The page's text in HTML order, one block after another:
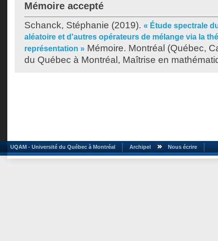
Mémoire accepté
Schanck, Stéphanie (2019). « Étude spectrale
aléatoire et d'autres opérateurs de mélange via la
représentation » Mémoire. Montréal (Québec,
du Québec à Montréal, Maîtrise en
UQAM - Université du Québec à Montréal Archipel Nous écrire